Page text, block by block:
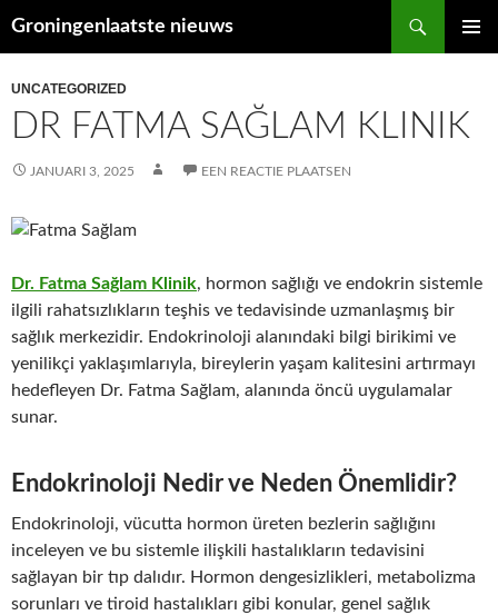
inhoud
Groningenlaatste nieuws
UNCATEGORIZED
DR FATMA SAĞLAM KLINIK
JANUARI 3, 2025 EEN REACTIE PLAATSEN
Dr. Fatma Sağlam Klinik, hormon sağlığı ve endokrin sistemle
ilgili rahatsızlıkların teşhis ve tedavisinde uzmanlaşmış bir
sağlık merkezidir. Endokrinoloji alanındaki bilgi birikimi ve
yenilikçi yaklaşımlarıyla, bireylerin yaşam kalitesini artırmayı
hedefleyen Dr. Fatma Sağlam, alanında öncü uygulamalar
sunar.
Endokrinoloji Nedir ve Neden Önemlidir?
Endokrinoloji, vücutta hormon üreten bezlerin sağlığını
inceleyen ve bu sistemle ilişkili hastalıkların tedavisini
sağlayan bir tıp dalıdır. Hormon dengesizlikleri, metabolizma
sorunları ve tiroid hastalıkları gibi konular, genel sağlık